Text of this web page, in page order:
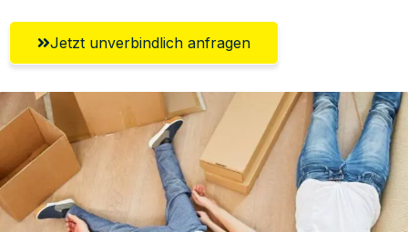
Jetzt unverbindlich anfragen